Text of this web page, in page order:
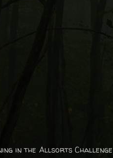
in the Allsorts Challenge